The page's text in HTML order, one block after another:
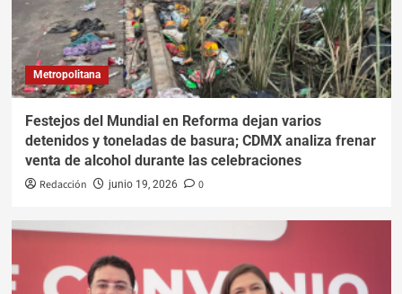
Metropolitana
Festejos del Mundial en Reforma dejan varios
detenidos y toneladas de basura; CDMX analiza frenar
venta de alcohol durante las celebraciones
Redacción junio 19, 2026 0